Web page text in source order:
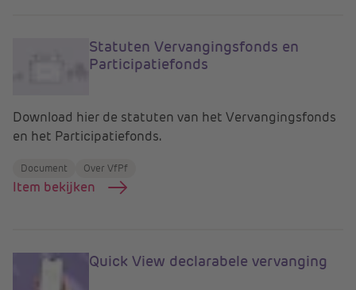
Statuten Vervangingsfonds en
Participatiefonds
Download hier de statuten van het Vervangingsfonds
en het Participatiefonds.
Document Over VfPf
Item bekijken
Quick View declarabele vervanging